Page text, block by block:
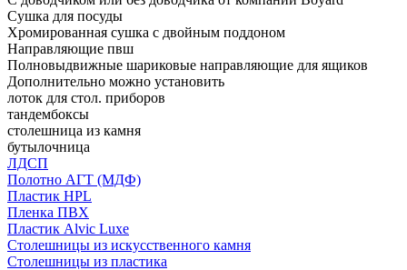
Сушка для посуды
Хромированная сушка с двойным поддоном
Направляющие пвш
Полновыдвижные шариковые направляющие для ящиков
Дополнительно можно установить
лоток для стол. приборов
тандембоксы
столешница из камня
бутылочница
ЛДСП
Полотно АГТ (МДФ)
Пластик HPL
Пленка ПВХ
Пластик Alvic Luxe
Столешницы из искусственного камня
Столешницы из пластика